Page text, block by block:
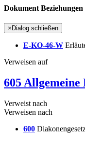
Dokument Beziehungen
× Dialog schließen
E-KO-46-W
Verweisen auf
605
Verweist nach
Verweisen nach
600